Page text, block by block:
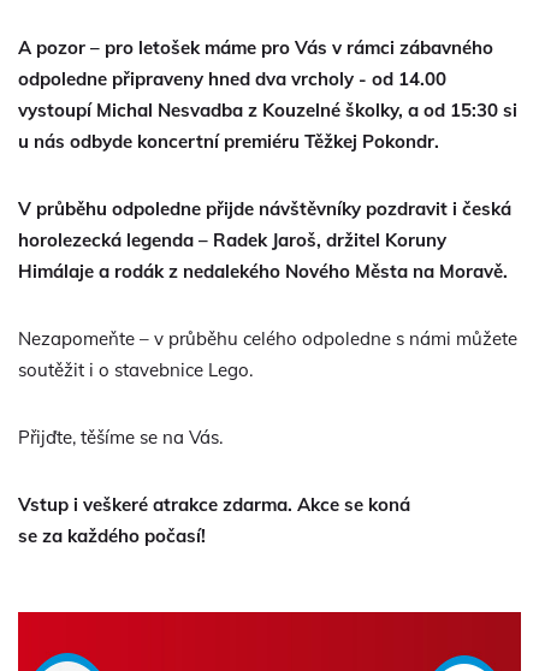
A pozor – pro letošek máme pro Vás v rámci zábavného
odpoledne připraveny hned dva vrcholy - od 14.00
vystoupí Michal Nesvadba z Kouzelné školky, a od 15:30 si
u nás odbyde koncertní premiéru Těžkej Pokondr.
V průběhu odpoledne přijde návštěvníky pozdravit i česká
horolezecká legenda – Radek Jaroš, držitel Koruny
Himálaje a rodák z nedalekého Nového Města na Moravě.
Nezapomeňte – v průběhu celého odpoledne s námi můžete
soutěžit i o stavebnice Lego.
Přijďte, těšíme se na Vás.
Vstup i veškeré atrakce zdarma. Akce se koná
se za každého počasí!